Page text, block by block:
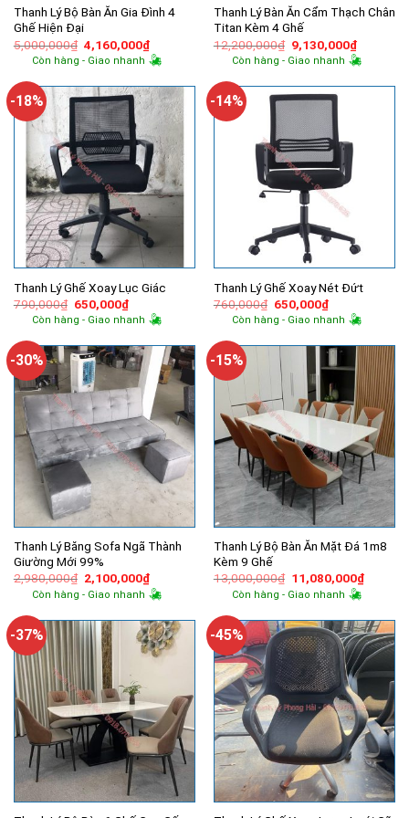
Thanh Lý Bộ Bàn Ăn Gia Đình 4
Ghế Hiện Đại
5,000,000₫ Giá
gốc
là:
4,160,000₫Giá
hiện
tại
4,160,000₫.
Còn hàng - Giao nhanh
Thanh Lý Bàn Ăn Cẩm Thạch Chân
Titan Kèm 4 Ghế
12,200,000₫ Giá
gốc
là:
9,130,000₫Giá
hiện
tại
Còn hàng - Giao nhanh
-18%
Thanh Lý Ghế Xoay Lục Giác
790,000₫ Giá
gốc
là:
650,000₫Giá
hiện
tại
650,000₫.
Còn hàng - Giao nhanh
-14%
Thanh Lý Ghế Xoay Nét Đứt
760,000₫ Giá
gốc
là:
650,000₫Giá
hiện
tại
650,000₫.
Còn hàng - Giao nhanh
-30%
Thanh Lý Băng Sofa Ngã Thành
Giường Mới 99%
2,980,000₫ Giá
gốc
là:
2,100,000₫Giá
hiện
tại
2,100,000₫.
Còn hàng - Giao nhanh
-15%
Thanh Lý Bộ Bàn Ăn Mặt Đá 1m8
Kèm 9 Ghế
13,000,000₫ Giá
gốc
là:
11,080,000₫Giá
hiện
Còn hàng - Giao nhanh
-37% -45%